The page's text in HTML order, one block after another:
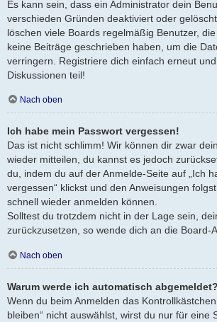
Es kann sein, dass ein Administrator dein
verschieden Gründen deaktiviert oder
löschen viele Boards regelmäßig Benutzer,
keine Beiträge geschrieben haben, um die
verringern. Registriere dich einfach erneut
Diskussionen teil!
Nach oben
Ich habe mein Passwort vergessen!
Das ist nicht schlimm! Wir können dir zwar
wieder mitteilen, du kannst es jedoch
du, indem du auf der Anmelde-Seite auf „Ich
vergessen“ klickst und den Anweisungen
schnell wieder anmelden können.
Solltest du trotzdem nicht in der Lage sein,
zurückzusetzen, so wende dich an die Board-
Nach oben
Warum werde ich automatisch abgemeldet?
Wenn du beim Anmelden das
bleiben“ nicht auswählst, wirst du nur für eine